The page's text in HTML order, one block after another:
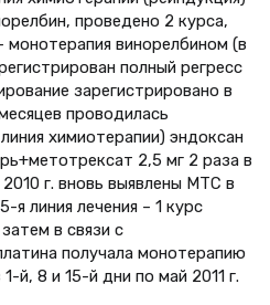
проведено 2 курса,
монотерапия винорелбином (в
полный регресс
зарегистрировано в
проводилась
химиотерапии) эндоксан
2,5 мг 2 раза в
г. вновь выявлены МТС в
я линия лечения – 1 курс
в связи с
получала монотерапию
й, 8 и 15-й дни по май 2011 г.